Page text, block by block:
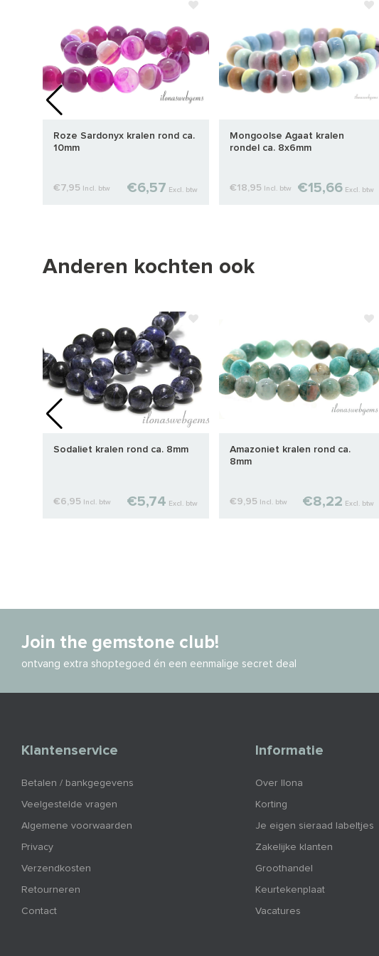
Roze Sardonyx kralen rond ca.
10mm
€7,95 Incl. btw €6,57 Excl. btw
Mongoolse Agaat kralen
rondel ca. 8x6mm
€18,95 Incl. btw €15,66 Excl. btw
Anderen kochten ook
Sodaliet kralen rond ca. 8mm
€6,95 Incl. btw €5,74 Excl. btw
Amazoniet kralen rond ca.
8mm
€9,95 Incl. btw €8,22 Excl. btw
Join the gemstone club!
ontvang extra shoptegoed én een eenmalige secret deal
Klantenservice
Betalen / bankgegevens
Veelgestelde vragen
Algemene voorwaarden
Privacy
Verzendkosten
Retourneren
Contact
Informatie
Over Ilona
Korting
Je eigen sieraad labeltjes
Zakelijke klanten
Groothandel
Keurtekenplaat
Vacatures